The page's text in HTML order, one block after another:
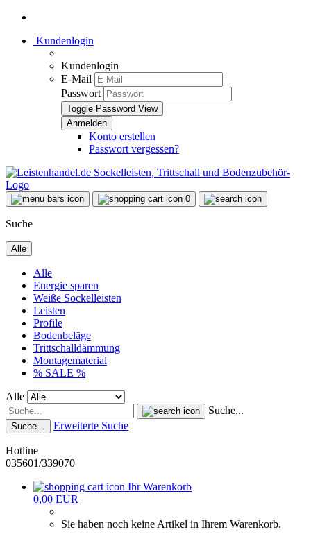
Kundenlogin
Kundenlogin
E-Mail
Passwort
Toggle Password View
Konto erstellen
Passwort vergessen?
0
Suche
Alle
Alle
Energie sparen
Weiße Sockelleisten
Leisten
Profile
Bodenbeläge
Trittschalldämmung
Montagematerial
% SALE %
Alle
Suche...
Suche... Erweiterte Suche
Hotline
035601/339070
Ihr Warenkorb
0,00 EUR
Sie haben noch keine Artikel in Ihrem Warenkorb.